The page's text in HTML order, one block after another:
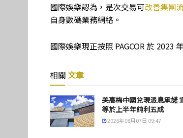
國際娛樂認為，是次交易可改善集團
自身數碼業務網絡。
國際娛樂現正按照 PAGCOR 於 2023
相關 文章
美高梅中國兌現派息承諾
等於上半年純利五成
2026年08月07日 09:47